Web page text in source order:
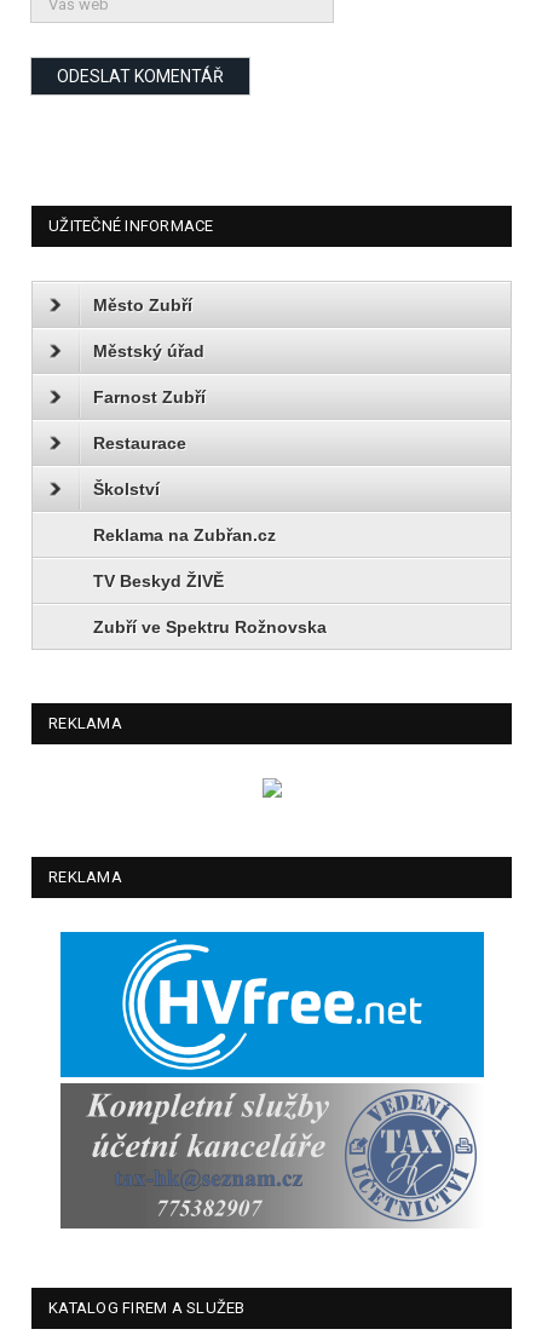
UŽITEČNÉ INFORMACE
Město Zubří
Městský úřad
Farnost Zubří
Restaurace
Školství
Reklama na Zubřan.cz
TV Beskyd ŽIVĚ
Zubří ve Spektru Rožnovska
REKLAMA
REKLAMA
KATALOG FIREM A SLUŽEB